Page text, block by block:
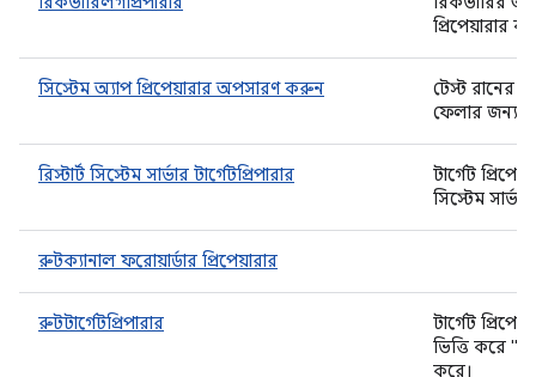
প্রিপেয়ারার
সিস্টেম অ্যাপ প্রিপেয়ারার অপসারণ করুন
টেস্ট রানের
ফেলার জন্য
রিস্টার্ট সিস্টেম সার্ভার টার্গেটপ্রিপারার
টার্গেট
সিস্টেম
রুটক্যানাল ফরোয়ার্ডার প্রিপেয়ারার
রুটটার্গেটপ্রিপারার
টার্গেট
ভিত্তি করে
করে।